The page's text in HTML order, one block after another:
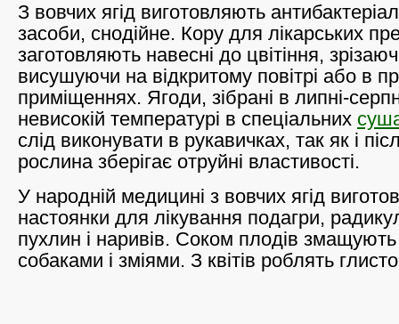
З вовчих ягід виготовляють
засоби, снодійне. Кору для лікарських
заготовляють навесні до цвітіння,
висушуючи на відкритому повітрі або в
приміщеннях. Ягоди, зібрані в липні-
невисокій температурі в спеціальних
слід виконувати в рукавичках, так як і
рослина зберігає отруйні властивості.
У народній медицині з вовчих ягід
настоянки для лікування подагри,
пухлин і наривів. Соком плодів змащують
собаками і зміями. З квітів роблять